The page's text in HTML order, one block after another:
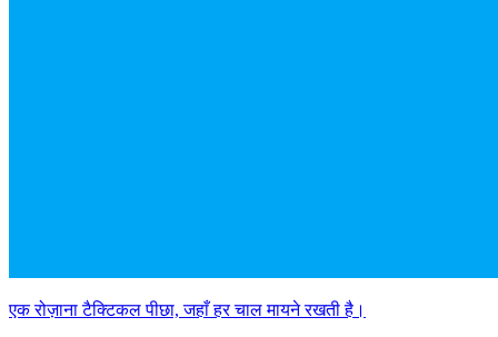
एक रोज़ाना टैक्टिकल पीछा, जहाँ हर चाल मायने रखती है।